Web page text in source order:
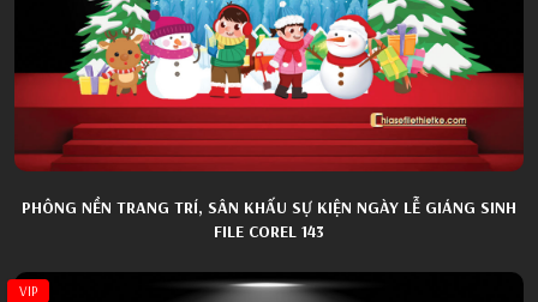
PHÔNG NỀN TRANG TRÍ, SÂN KHẤU SỰ KIỆN NGÀY LỄ GIÁNG SINH
FILE COREL 143
VIP